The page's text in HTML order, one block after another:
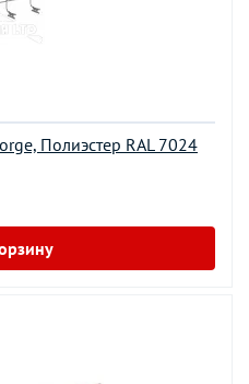
Полиэстер RAL 7024